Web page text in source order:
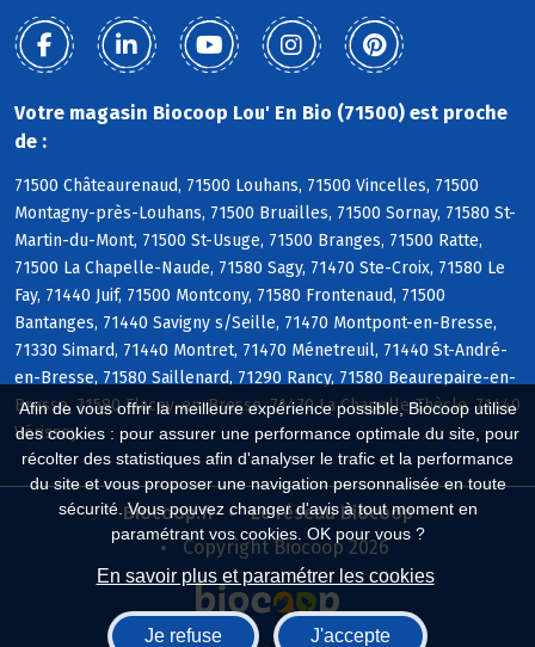
Afin de vous offrir la meilleure expérience possible, Biocoop utilise
des cookies : pour assurer une performance optimale du site, pour
récolter des statistiques afin d'analyser le trafic et la performance
du site et vous proposer une navigation personnalisée en toute
sécurité. Vous pouvez changer d'avis à tout moment en
paramétrant vos cookies. OK pour vous ?
En savoir plus et paramétrer les cookies
Je refuse J'accepte
Votre magasin Biocoop Lou' En Bio (71500) est proche
de :
71500 Châteaurenaud, 71500 Louhans, 71500 Vincelles, 71500
Montagny-près-Louhans, 71500 Bruailles, 71500 Sornay, 71580 St-
Martin-du-Mont, 71500 St-Usuge, 71500 Branges, 71500 Ratte,
71500 La Chapelle-Naude, 71580 Sagy, 71470 Ste-Croix, 71580 Le
Fay, 71440 Juif, 71500 Montcony, 71580 Frontenaud, 71500
Bantanges, 71440 Savigny s/Seille, 71470 Montpont-en-Bresse,
71330 Simard, 71440 Montret, 71470 Ménetreuil, 71440 St-André-
en-Bresse, 71580 Saillenard, 71290 Rancy, 71580 Beaurepaire-en-
Bresse, 71580 Flacey-en-Bresse, 71470 La Chapelle-Thècle, 71440
Vérissey
Biocoop.fr
Le réseau Biocoop
Copyright Biocoop 2026